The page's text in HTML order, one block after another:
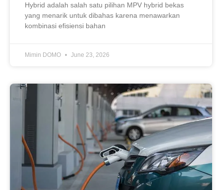
Hybrid adalah salah satu pilihan MPV hybrid bekas
yang menarik untuk dibahas karena menawarkan
kombinasi efisiensi bahan
Mimin DOMO June 23, 2026